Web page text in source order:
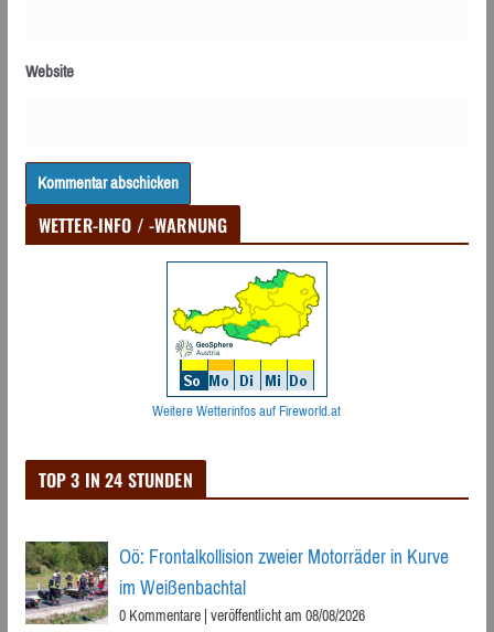
Website
WETTER-INFO / -WARNUNG
Weitere Wetterinfos auf Fireworld.at
TOP 3 IN 24 STUNDEN
Oö: Frontalkollision zweier Motorräder in Kurve
im Weißenbachtal
0 Kommentare|veröffentlicht am 08/08/2026